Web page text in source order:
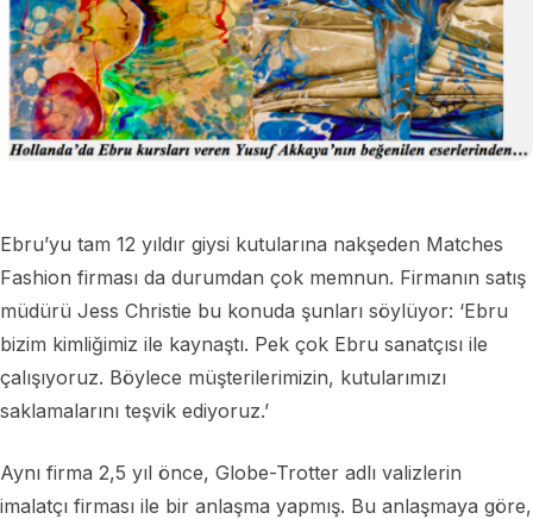
Ebru’yu tam 12 yıldır giysi kutularına nakşeden Matches
Fashion firması da durumdan çok memnun. Firmanın satış
müdürü Jess Christie bu konuda şunları söylüyor: ‘Ebru
bizim kimliğimiz ile kaynaştı. Pek çok Ebru sanatçısı ile
çalışıyoruz. Böylece müşterilerimizin, kutularımızı
saklamalarını teşvik ediyoruz.’
Aynı firma 2,5 yıl önce, Globe-Trotter adlı valizlerin
imalatçı firması ile bir anlaşma yapmış. Bu anlaşmaya göre,